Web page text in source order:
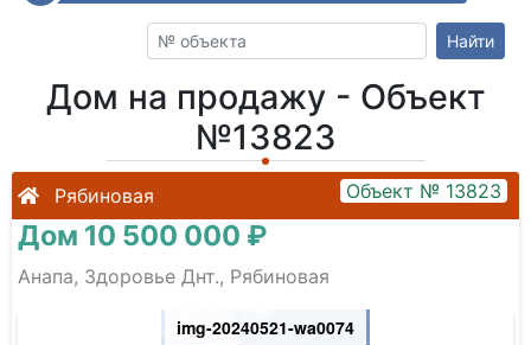
Найти
Дом на продажу - Объект
№13823
Рябиновая Объект № 13823
Дом 10 500 000 ₽
Анапа, Здоровье Днт., Рябиновая
img-20240521-wa0074